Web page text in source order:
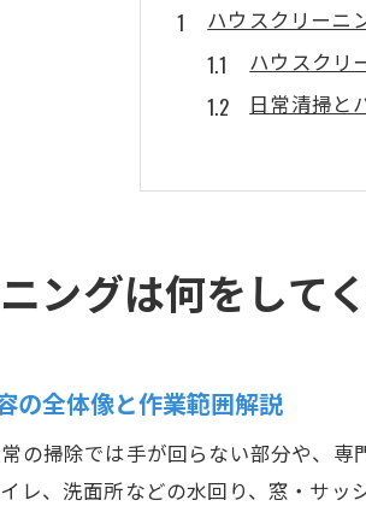
ハウスクリーニ
ハウスクリ
日常清掃と
プロのハ
ハウスクリ
掃除範囲を確認
ハウスクリ
追加オプシ
水回りや窓
ハウスク
ングは何をして
の全体像と作業範囲解説
の掃除では手が回らない部分や、
レ、洗面所などの水回り、窓・サ